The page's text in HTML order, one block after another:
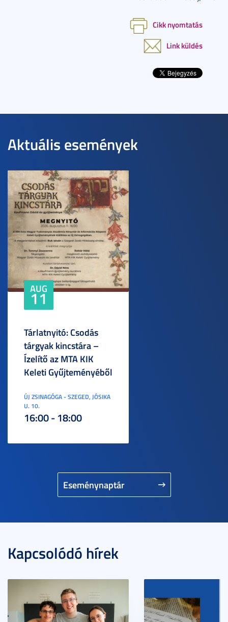
Cikk nyomtatás
Link küldés
Aktuális események
Eseménynaptár
AUG
11
Tárlatnyitó: Csodás
tárgyak kincstára –
Ízelítő az MTA KIK
Keleti Gyűjteményéből
ÚJ ZSINAGÓGA - SZEGED, JÓSIKA
U. 10.
16:00 - 18:00
Kapcsolódó hírek